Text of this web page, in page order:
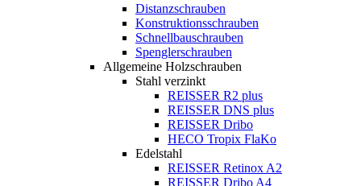
Distanzschrauben
Konstruktionsschrauben
Schnellbauschrauben
Spenglerschrauben
Allgemeine Holzschrauben
Stahl verzinkt
REISSER R2 plus
REISSER DNS plus
REISSER Dribo
HECO Tropix FlaKo
Edelstahl
REISSER Retinox A2
REISSER Dribo A4